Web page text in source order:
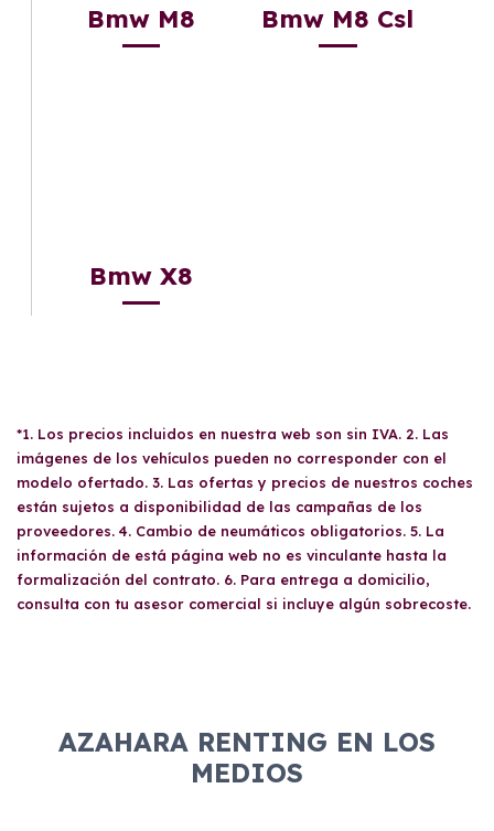
Bmw M8 Bmw M8 Csl
Bmw X8
*1. Los precios incluidos en nuestra web son sin IVA. 2. Las
imágenes de los vehículos pueden no corresponder con el
modelo ofertado. 3. Las ofertas y precios de nuestros coches
están sujetos a disponibilidad de las campañas de los
proveedores. 4. Cambio de neumáticos obligatorios. 5. La
información de está página web no es vinculante hasta la
formalización del contrato. 6. Para entrega a domicilio,
consulta con tu asesor comercial si incluye algún sobrecoste.
AZAHARA RENTING EN LOS
MEDIOS